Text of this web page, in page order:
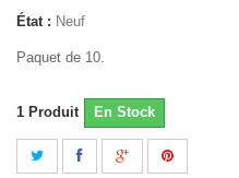
État : Neuf
Paquet de 10.
1 Produit En Stock